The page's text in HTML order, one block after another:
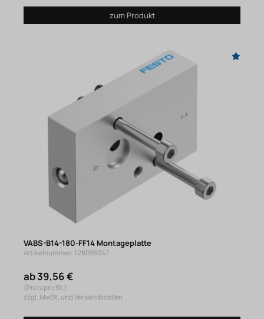
zum Produkt
VABS-B14-180-FF14 Montageplatte
Artikelnummer: 128099347
ab 39,56 €
(Preis pro St.)
zzgl. MwSt. und Versandkosten